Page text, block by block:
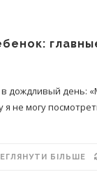
дождливый день:
я не могу
БІЛЬШЕ